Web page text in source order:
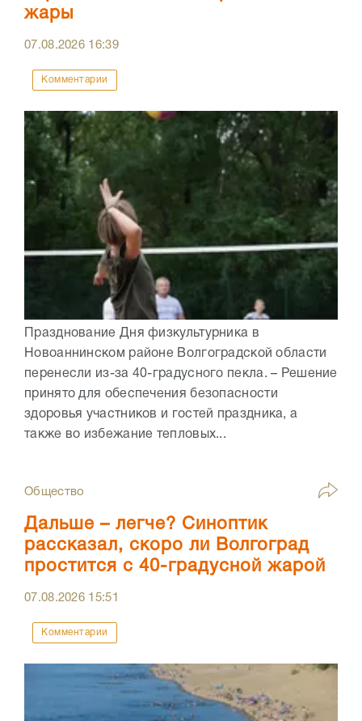
жары
07.08.2026 16:39
Комментарии
Празднование Дня физкультурника в
Новоаннинском районе Волгоградской области
перенесли из-за 40-градусного пекла. – Решение
принято для обеспечения безопасности
здоровья участников и гостей праздника, а
также во избежание тепловых...
Общество
Дальше – легче? Синоптик
рассказал, скоро ли Волгоград
простится с 40-градусной жарой
07.08.2026 15:51
Комментарии